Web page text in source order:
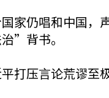
家仍唱和中国
”背书。
打压言论荒谬至